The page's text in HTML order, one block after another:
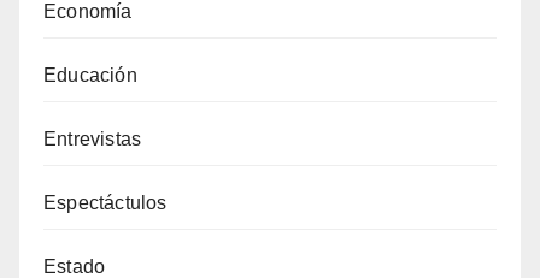
Economía
Educación
Entrevistas
Espectáctulos
Estado